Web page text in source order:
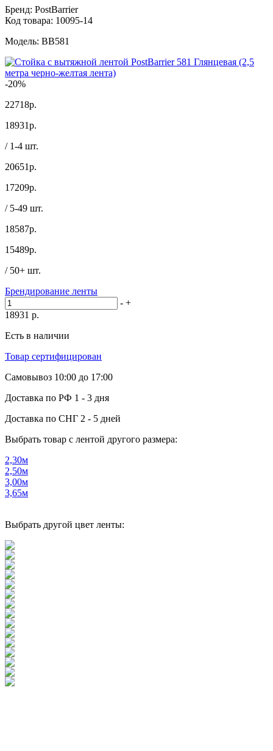
Бренд: PostBarrier
Код товара: 10095-14
Модель: BB581
-20%
22718р.
18931р.
/ 1-4 шт.
20651р.
17209р.
/ 5-49 шт.
18587р.
15489р.
/ 50+ шт.
Брендирование ленты
- +
18931 р.
Есть в наличии
Товар сертифицирован
Самовывоз 10:00 до 17:00
Доставка по РФ 1 - 3 дня
Доставка по СНГ 2 - 5 дней
Выбрать товар с лентой другого размера:
2,30м
2,50м
3,00м
3,65м
Выбрать другой цвет ленты: